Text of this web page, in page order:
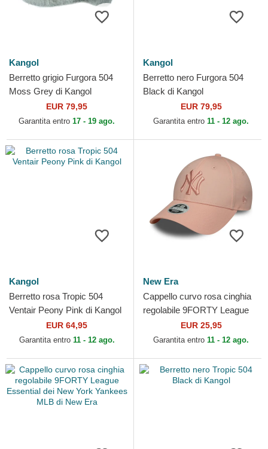
Kangol
Berretto grigio Furgora 504
Moss Grey di Kangol
EUR 79,95
Garantita entro 17 - 19 ago.
Kangol
Berretto nero Furgora 504
Black di Kangol
EUR 79,95
Garantita entro 11 - 12 ago.
Kangol
Berretto rosa Tropic 504
Ventair Peony Pink di Kangol
EUR 64,95
Garantita entro 11 - 12 ago.
New Era
Cappello curvo rosa cinghia
regolabile 9FORTY League
Essential dei New York
Yankees MLB di New Era
EUR 25,95
Garantita entro 11 - 12 ago.